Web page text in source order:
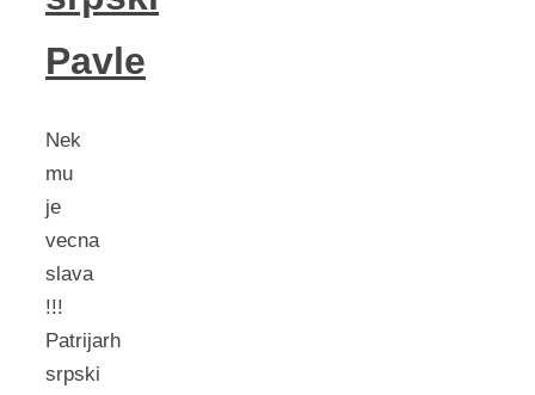
Pavle
Nek
mu
je
vecna
slava
!!!
Patrijarh
srpski